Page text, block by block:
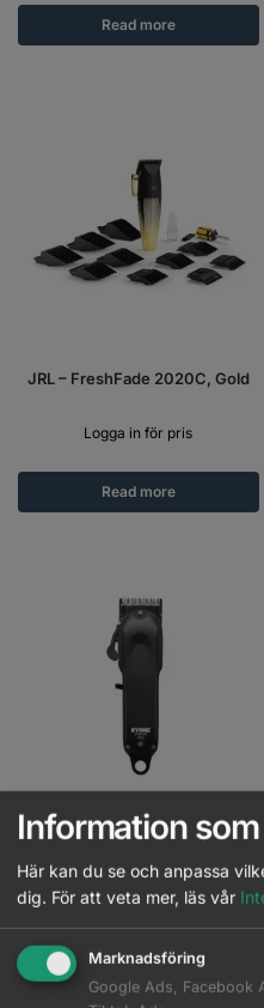
Read more
JRL – FreshFade 2020C, Gold
Logga in för pris
Read more
Kyone – Hybrid X Pro Clipper
Logga in för pris
Read more
Information
Här kan du se och anpassa
dig. För att veta mer, läs vår
Marknadsföring
Google Ads, Facebook